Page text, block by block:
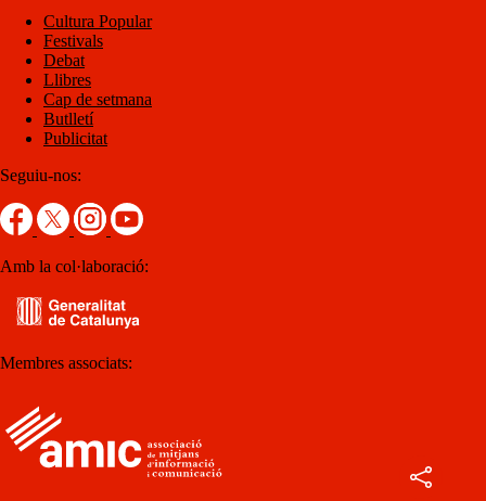
Cultura Popular
Festivals
Debat
Llibres
Cap de setmana
Butlletí
Publicitat
Seguiu-nos:
Amb la col·laboració:
Membres associats: